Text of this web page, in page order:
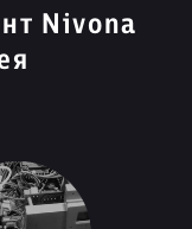
Nivona